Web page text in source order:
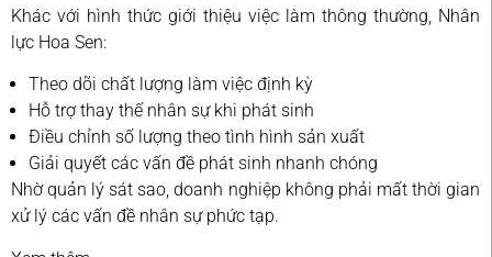
Khác với hình thức giới thiệu việc làm thông thường, Nhân
lực Hoa Sen:
Theo dõi chất lượng làm việc định kỳ
Hỗ trợ thay thế nhân sự khi phát sinh
Điều chỉnh số lượng theo tình hình sản xuất
Giải quyết các vấn đề phát sinh nhanh chóng
Nhờ quản lý sát sao, doanh nghiệp không phải mất thời gian
xử lý các vấn đề nhân sự phức tạp.